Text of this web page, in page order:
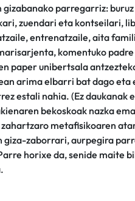
gizabanako parregarriz:
zuendari eta kontseilari,
entrenatzaile, aita
komentuko
paper unibertsala
arima elbarri bat dago eta
estali nahia. (Ez
bekoskoak nazka
metafisikoaren
giza-zaborrari, aurpegira
horixe da, senide maite